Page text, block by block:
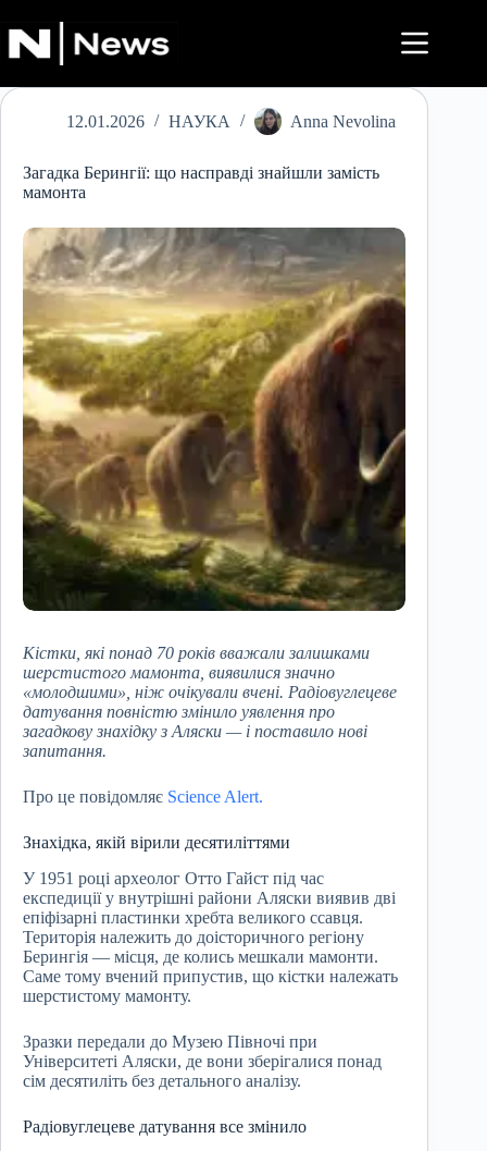
до
вмісту
12.01.2026 НАУКА Anna Nevolina
Загадка Берингії: що насправді знайшли замість
мамонта
Кістки, які понад 70 років вважали залишками
шерстистого мамонта, виявилися значно
«молодшими», ніж очікували вчені. Радіовуглецеве
датування повністю змінило уявлення про
загадкову знахідку з Аляски — і поставило нові
запитання.
Про це повідомляє Science Alert.
Знахідка, якій вірили десятиліттями
У 1951 році археолог Отто Гайст під час
експедиції у внутрішні райони Аляски виявив дві
епіфізарні пластинки хребта великого ссавця.
Територія належить до доісторичного регіону
Берингія — місця, де колись мешкали мамонти.
Саме тому вчений припустив, що кістки належать
шерстистому мамонту.
Зразки передали до Музею Півночі при
Університеті Аляски, де вони зберігалися понад
сім десятиліть без детального аналізу.
Радіовуглецеве датування все змінило